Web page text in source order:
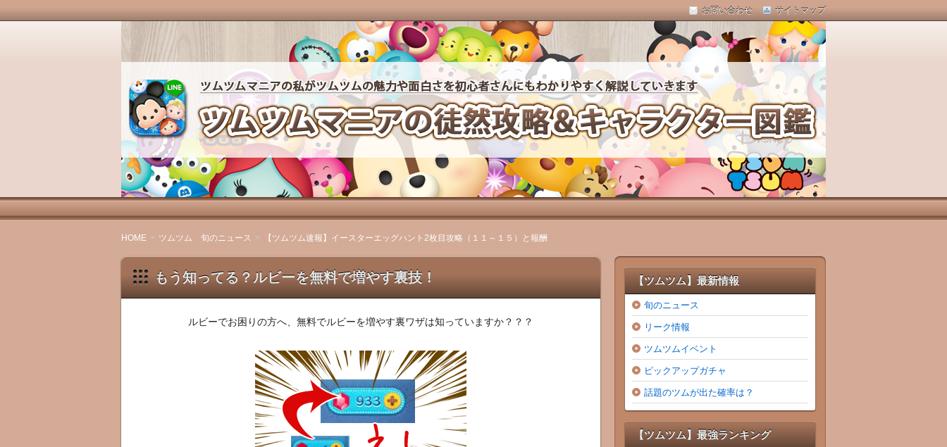
お問い合わせ サイトマップ
ツムツムマニアの徒然攻略＆キャラクター図鑑
ツムツムマニアの私が、ツムツムの魅力や面白さを初心者さんにもわかりやすく徹底攻略していき
ます。
HOME ツムツム 旬のニュース 【ツムツム速報】イースターエッグハント2枚目攻略（１１～１５）と報酬
もう知ってる？ルビーを無料で増やす裏技！
ルビーでお困りの方へ、無料でルビーを増やす裏ワザは知っていますか？？？
【ツムツム】最新情報
旬のニュース
リーク情報
ツムツムイベント
ピックアップガチャ
話題のツムが出た確率は？
【ツムツム】最強ランキング